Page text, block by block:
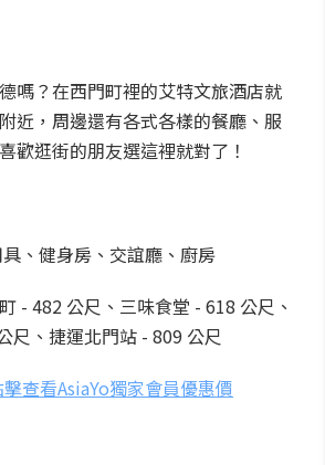
嗎？在西門町裡的艾特文旅酒店就
近，周邊還有各式各樣的餐廳、服
歡逛街的朋友選這裡就對了！
、健身房、交誼廳、廚房
- 482 公尺、三味食堂 - 618 公尺、
尺、捷運北門站 - 809 公尺
查看AsiaYo獨家會員優惠價